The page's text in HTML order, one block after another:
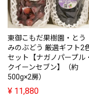
東御こもだ果樹園・とう
みのぶどう 厳選ギフト2
セット【ナガノパープル
クイーンセブン】（約
500g×2房）
¥ 11,880